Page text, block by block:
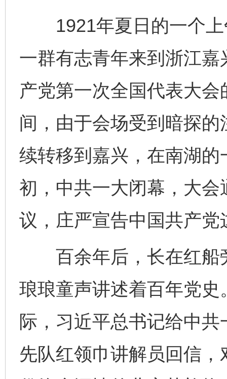
1921年夏日的一个上
一群有志青年来到浙江
产党第一次全国代表大
间，由于会场受到暗探
续转移到嘉兴，在南湖
初，中共一大闭幕，大
议，庄严宣告中国共产
百余年后，长在红船
琅琅童声讲述着百年党史
际，习近平总书记给中
先队红领巾讲解员回信